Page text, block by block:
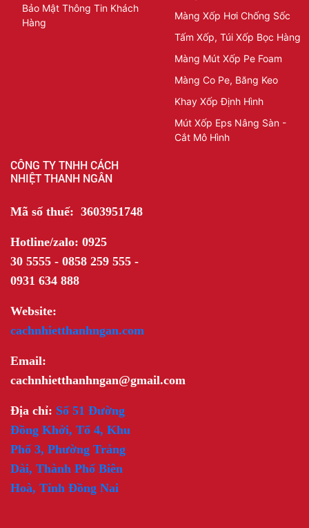
Bảo Mật Thông Tin Khách
Hàng
Màng Xốp Hơi Chống Sốc
Tấm Xốp, Túi Xốp Bọc Hàng
Màng Mút Xốp Pe Foam
Màng Co Pe, Băng Keo
Khay Xốp Định Hình
Mút Xốp Eps Nâng Sàn -
Cắt Mô Hình
CÔNG TY TNHH CÁCH
NHIỆT THANH NGÂN
Mã số thuế: 3603951748
Hotline/zalo: 0925
30 5555 - 0858 259 555 -
0931 634 888
Website:
cachnhietthanhngan.com
Email:
cachnhietthanhngan@gmail.com
Địa chỉ: Số 51 Đường
Đồng Khởi, Tổ 4, Khu
Phố 3, Phường Trảng
Dài, Thành Phố Biên
Hoà, Tỉnh Đồng Nai